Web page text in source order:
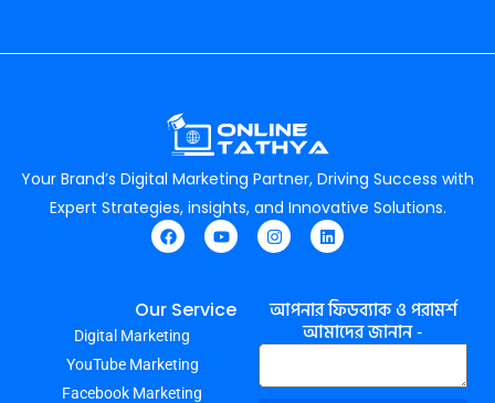
Your Brand’s Digital Marketing Partner, Driving Success with
Expert Strategies, insights, and Innovative Solutions.
F
e
b
o
k
Y
t
u
I
t
a
m
L
k
e
d
Our Service
Digital Marketing
YouTube Marketing
Facebook Marketing
আপনার ফিডব্যাক ও পরামর্শ
আমাদের জানান -